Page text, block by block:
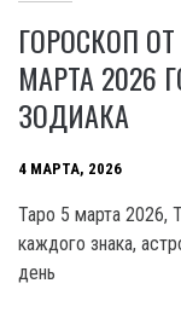
ГОРОСКОП
МАРТА 2026
ЗОДИАКА
4 МАРТА, 2026
Таро 5 марта 2026,
каждого знака,
день